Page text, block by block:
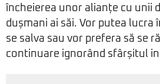
încheierea unor alianțe cu unii
dușmani ai săi. Vor putea lucra
se salva sau vor prefera să se
continuare ignorând sfârșitul